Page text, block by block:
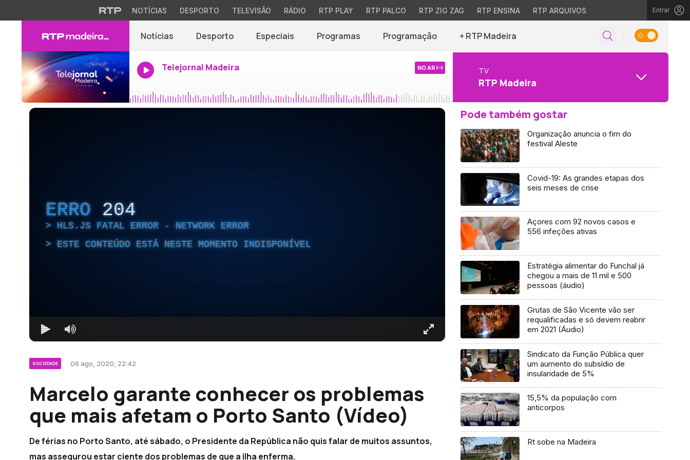
NOTÍCIAS DESPORTO TELEVISÃO RÁDIO RTP PLAY RTP PALCO RTP ZIG ZAG RTP ENSINA RTP ARQUIVOS Entrar
Notícias Desporto Especiais Programas Programação + RTP Madeira
Telejornal Madeira NO AR TV
RTP Madeira
ERRO 204
HLS.JS FATAL ERROR - NETWORK ERROR
ESTE CONTEÚDO ESTÁ NESTE MOMENTO INDISPONÍVEL
SOCIEDADE 06 ago, 2020, 22:42
Marcelo garante conhecer os problemas
que mais afetam o Porto Santo (Vídeo)
De férias no Porto Santo, até sábado, o Presidente da República não quis falar de muitos assuntos,
mas assegurou estar ciente dos problemas de que a ilha enferma.
Pode também gostar
Organização anuncia o fim do
festival Aleste
Covid-19: As grandes etapas dos
seis meses de crise
Açores com 92 novos casos e
556 infeções ativas
Estratégia alimentar do Funchal já
chegou a mais de 11 mil e 500
pessoas (áudio)
Grutas de São Vicente vão ser
requalificadas e só devem reabrir
em 2021 (Áudio)
Sindicato da Função Pública quer
um aumento do subsídio de
insularidade de 5%
15,5% da população com
anticorpos
Rt sobe na Madeira